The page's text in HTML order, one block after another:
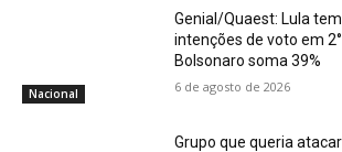
Nacional
Genial/Quaest: Lula
intenções de voto em
Bolsonaro soma 39%
6 de agosto de 2026
Grupo que queria